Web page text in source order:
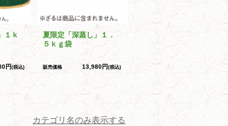
１ｋ
円(税込)
夏限定「深蒸し」１．
５ｋｇ袋
販売価格 13,980円(税込)
カテゴリ名のみ表示する